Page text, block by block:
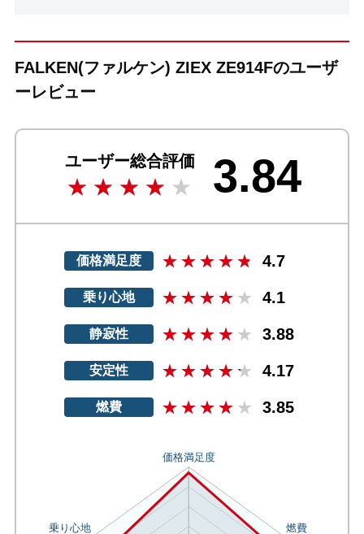
FALKEN(ファルケン) ZIEX ZE914Fのユーザ
ーレビュー
ユーザー総合評価 3.84
価格満足度 4.7
乗り心地 4.1
静寂性 3.88
安定性 4.17
燃費 3.85